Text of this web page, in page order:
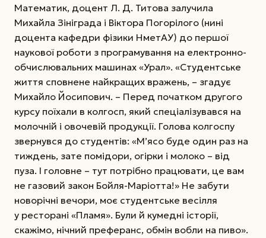
Математик, доцент Л. Д. Титова залучила
Михайла Зініграда і Вік­тора Погорілого (нині
доцента кафедри фізики НметАУ) до першої
наукової роботи з програмування на електронно-
обчислювальних машинах «Урал». «Студентське
життя сповнене найкращих вражень, – згадує
Михайло Йосипович. – Перед початком другого
курсу поїхали в колгосп, який спеціалізувався на
молочній і овочевій продукції. Голова колгоспу
звернувся до студентів: «М’ясо буде один раз на
тиждень, зате помідори, огірки і молоко – від
пуза. І головне – тут потрібно працювати, це вам
не газовий закон Бойля-Маріотта!» Не забути
новорічні вечори, моє студентське весілля
у ресторані «Пламя». Були й кумедні історії,
скажімо, нічний преферанс, обмін вобли на пиво».